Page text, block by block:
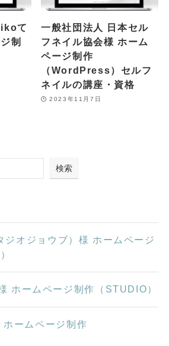
て
制
一般社団法人 日本セル
フネイル協会様 ホーム
ページ制作
（WordPress）セルフ
ネイルの講座・資格
2023年11月7日
検索
オジョウブ）様 ホームページ
ホームページ制作（STUDIO）
ームページ制作